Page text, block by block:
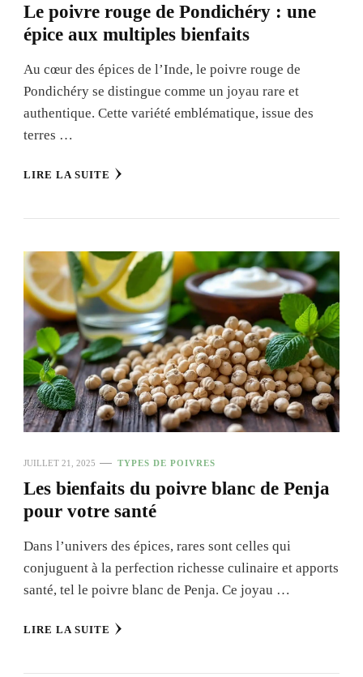
Le poivre rouge de Pondichéry : une
épice aux multiples bienfaits
Au cœur des épices de l’Inde, le poivre rouge de
Pondichéry se distingue comme un joyau rare et
authentique. Cette variété emblématique, issue des
terres …
LIRE LA SUITE
JUILLET 21, 2025 TYPES DE POIVRES
Les bienfaits du poivre blanc de Penja
pour votre santé
Dans l’univers des épices, rares sont celles qui
conjuguent à la perfection richesse culinaire et apports
santé, tel le poivre blanc de Penja. Ce joyau …
LIRE LA SUITE